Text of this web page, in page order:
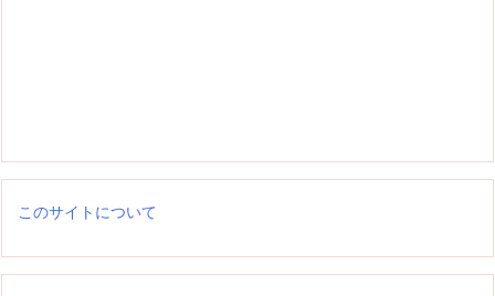
このサイトについて